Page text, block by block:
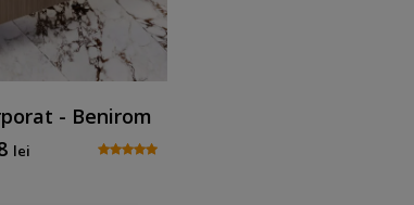
- Benirom
lei